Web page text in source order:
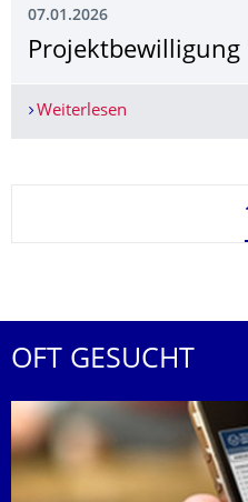
07.01.2026
Projektbewilligung
Weiterlesen
OFT GESUCHT